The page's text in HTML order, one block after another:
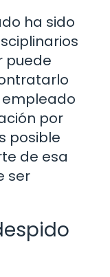
ha sido
puede
empleado
por
posible
de esa
ser